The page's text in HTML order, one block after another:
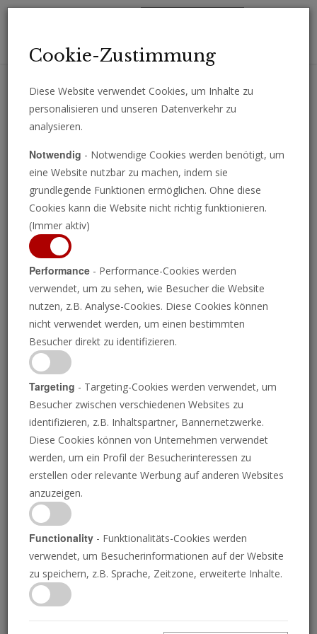
Erhalten Sie wichtige Analysen, Kommentare und Nachrichten
GETTY IMAGES, JULIA GODDARD/DIE POSAUNE
Kanadisches Gericht: Ihr
Haus könnte jetzt den
„Eingeborenen“ gehören
JOEL HILLIKER
er Bürgermeister von Richmond, Britisch-
Cookie-Zustimmung
Diese Website verwendet Cookies, um Inhalte zu
personalisieren und unseren Datenverkehr zu
analysieren.
Notwendig - Notwendige Cookies werden benötigt, um
eine Website nutzbar zu machen, indem sie
grundlegende Funktionen ermöglichen. Ohne diese
Cookies kann die Website nicht richtig funktionieren.
(Immer aktiv)
Performance - Performance-Cookies werden
verwendet, um zu sehen, wie Besucher die Website
nutzen, z.B. Analyse-Cookies. Diese Cookies können
nicht verwendet werden, um einen bestimmten
Besucher direkt zu identifizieren.
Targeting - Targeting-Cookies werden verwendet, um
Besucher zwischen verschiedenen Websites zu
identifizieren, z.B. Inhaltspartner, Bannernetzwerke.
Diese Cookies können von Unternehmen verwendet
werden, um ein Profil der Besucherinteressen zu
erstellen oder relevante Werbung auf anderen Websites
anzuzeigen.
Functionality - Funktionalitäts-Cookies werden
verwendet, um Besucherinformationen auf der Website
zu speichern, z.B. Sprache, Zeitzone, erweiterte Inhalte.